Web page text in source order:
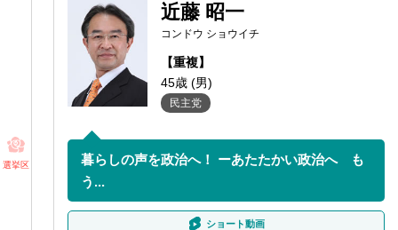
選挙区
近藤 昭一
コンドウ ショウイチ
【重複】
45歳 (男)
民主党
暮らしの声を政治へ！ ーあたたかい政治へ も
う...
ショート動画